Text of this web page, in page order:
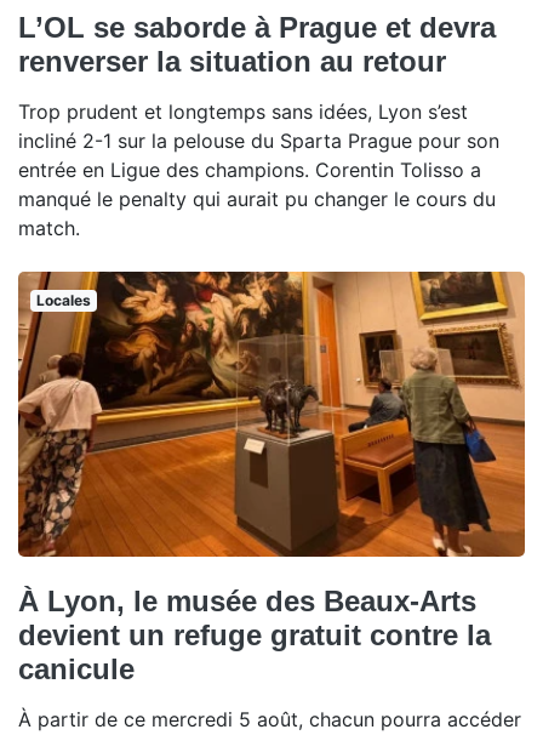
L’OL se saborde à Prague et devra
renverser la situation au retour
Trop prudent et longtemps sans idées, Lyon s’est
incliné 2-1 sur la pelouse du Sparta Prague pour son
entrée en Ligue des champions. Corentin Tolisso a
manqué le penalty qui aurait pu changer le cours du
match.
Locales
À Lyon, le musée des Beaux-Arts
devient un refuge gratuit contre la
canicule
À partir de ce mercredi 5 août, chacun pourra accéder